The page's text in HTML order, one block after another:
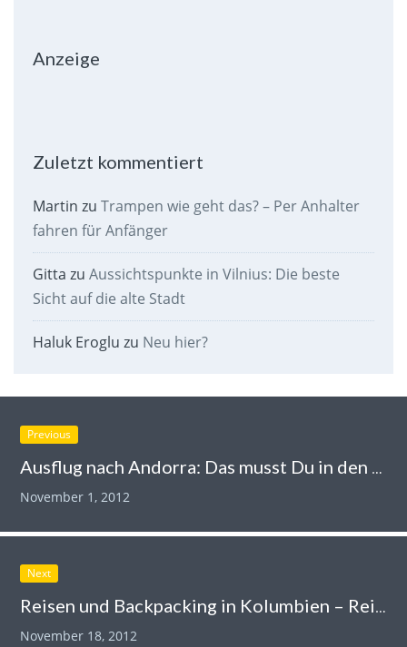
Anzeige
Zuletzt kommentiert
Martin zu Trampen wie geht das? – Per Anhalter
fahren für Anfänger
Gitta zu Aussichtspunkte in Vilnius: Die beste
Sicht auf die alte Stadt
Haluk Eroglu zu Neu hier?
Previous
Ausflug nach Andorra: Das musst Du in den Pyrenäen sehen
November 1, 2012
Next
Reisen und Backpacking in Kolumbien – Reise-Podcast
November 18, 2012